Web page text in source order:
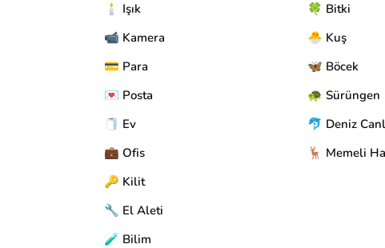
🕯️ Işık
📹 Kamera
💳 Para
💌 Posta
🧻 Ev
💼 Ofis
🔑 Kilit
🔧 El Aleti
🧪 Bilim
🍀 Bitki
🐣 Kuş
🦋 Böcek
🐢 Sürüngen
🐬 Deniz
🦌 Memeli